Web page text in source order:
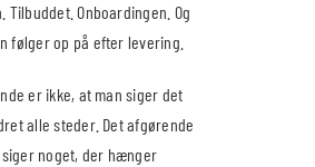
Tilbuddet. Onboardingen. Og
følger op på efter levering.
er ikke, at man siger det
alle steder. Det afgørende
noget, der hænger